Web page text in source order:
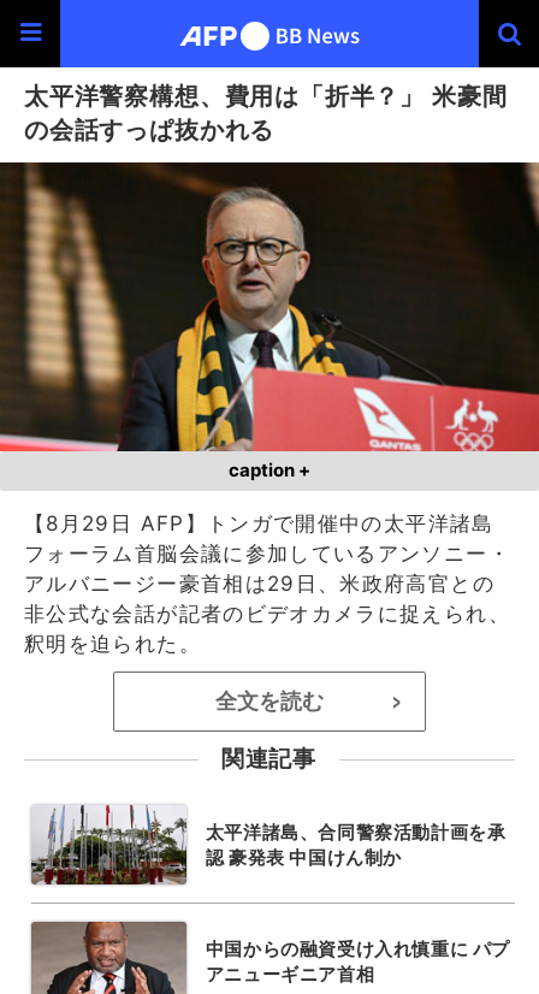
太平洋警察構想、費用は「折半？」 米豪間
の会話すっぱ抜かれる
caption +
【8月29日 AFP】トンガで開催中の太平洋諸島
フォーラム首脳会議に参加しているアンソニー・
アルバニージー豪首相は29日、米政府高官との
非公式な会話が記者のビデオカメラに捉えられ、
釈明を迫られた。
全文を読む >
関連記事
太平洋諸島、合同警察活動計画を承
認 豪発表 中国けん制か
中国からの融資受け入れ慎重に パプ
アニューギニア首相